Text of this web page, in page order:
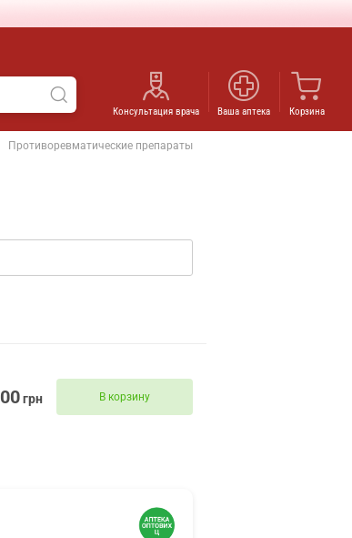
Консультация врача Ваша аптека Корзина
Противоревматические препараты
грн В корзину